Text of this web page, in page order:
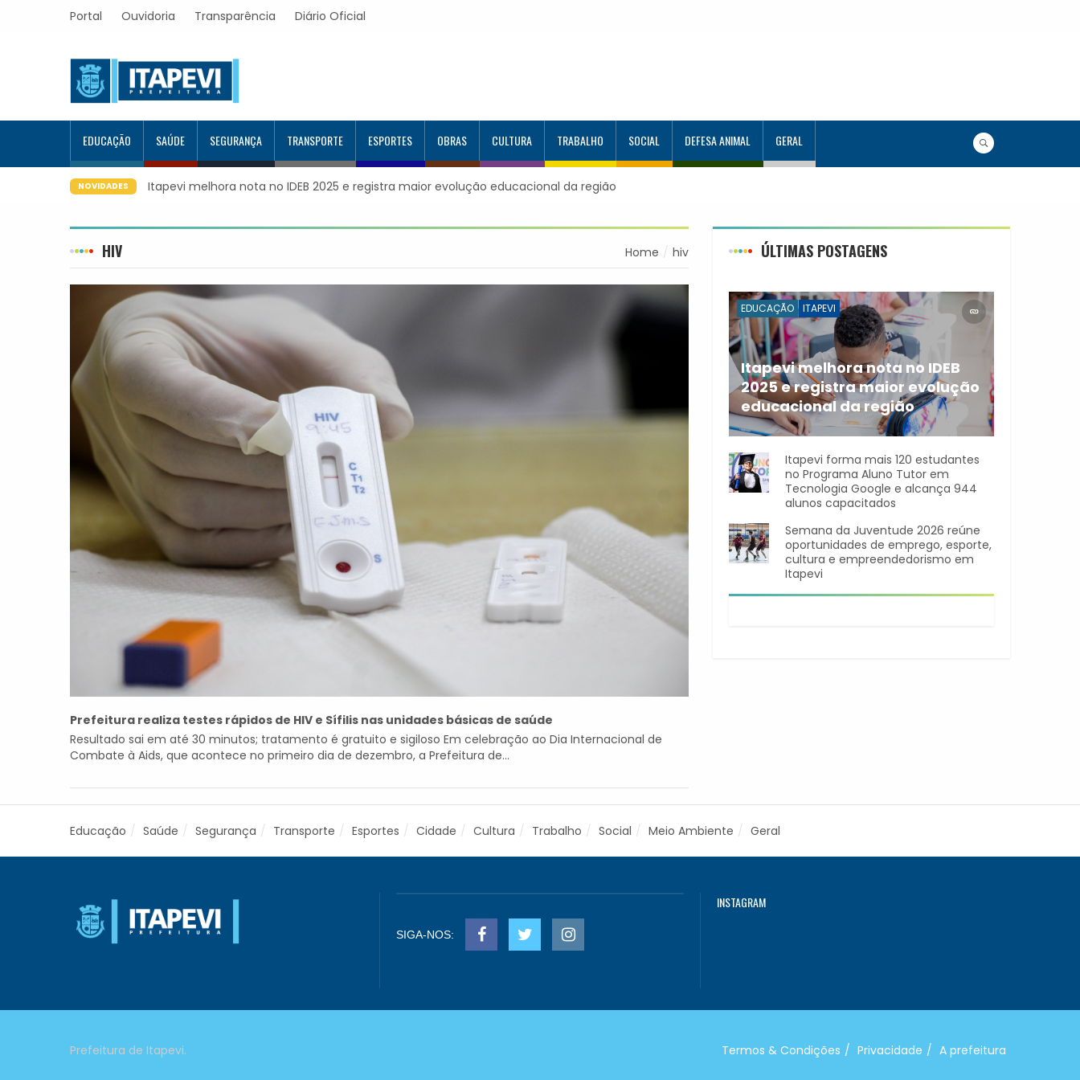
Portal Ouvidoria Transparência Diário Oficial
EDUCAÇÃO SAÚDE SEGURANÇA TRANSPORTE ESPORTES OBRAS CULTURA TRABALHO SOCIAL DEFESA ANIMAL GERAL
NOVIDADES Itapevi melhora nota no IDEB 2025 e registra maior evolução educacional da região
HIV Home hiv
Prefeitura realiza testes rápidos de HIV e Sífilis nas unidades básicas de saúde
Resultado sai em até 30 minutos; tratamento é gratuito e sigiloso Em celebração ao Dia Internacional de
Combate à Aids, que acontece no primeiro dia de dezembro, a Prefeitura de...
ÚLTIMAS POSTAGENS
EDUCAÇÃO ITAPEVI
Itapevi melhora nota no IDEB
2025 e registra maior evolução
educacional da região
A rede municipal de ensino
Itapevi forma mais 120 estudantes
no Programa Aluno Tutor em
Tecnologia Google e alcança 944
alunos capacitados
Semana da Juventude 2026 reúne
oportunidades de emprego, esporte,
cultura e empreendedorismo em
Itapevi
Educação Saúde Segurança Transporte Esportes Cidade Cultura Trabalho Social Meio Ambiente Geral
SIGA-NOS:
INSTAGRAM
Prefeitura de Itapevi. Termos & Condições Privacidade A prefeitura